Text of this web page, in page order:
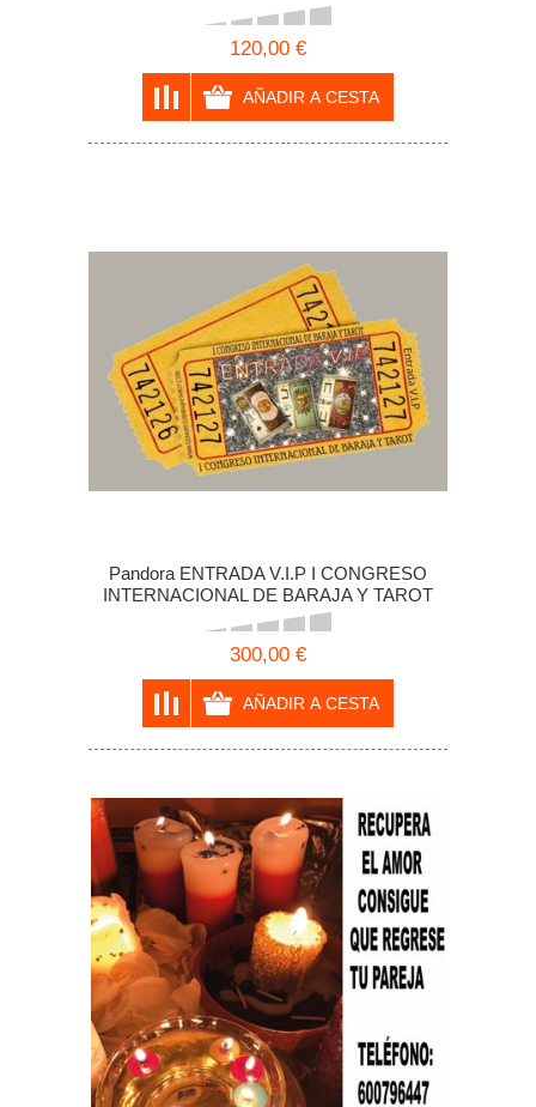
120,00 €
Pandora ENTRADA V.I.P I CONGRESO
INTERNACIONAL DE BARAJA Y TAROT
300,00 €